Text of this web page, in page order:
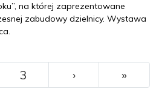
na której zaprezentowane
zabudowy dzielnicy. Wystawa
3 ››› »